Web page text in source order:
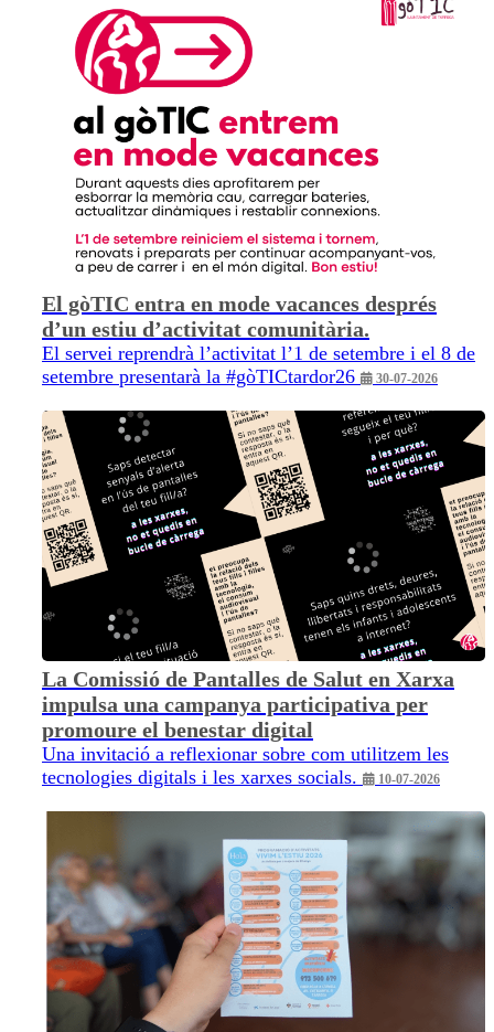
El gòTIC entra en mode vacances després
d’un estiu d’activitat comunitària.
El servei reprendrà l’activitat l’1 de setembre i el 8 de
setembre presentarà la #gòTICtardor26
30-07-2026
La Comissió de Pantalles de Salut en Xarxa
impulsa una campanya participativa per
promoure el benestar digital
Una invitació a reflexionar sobre com utilitzem les
tecnologies digitals i les xarxes socials.
10-07-2026